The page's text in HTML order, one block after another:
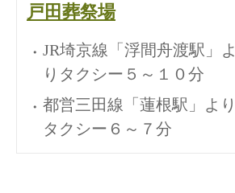
戸田葬祭場
JR埼京線「浮間舟渡駅」よ
りタクシー５～１０分
都営三田線「蓮根駅」より
タクシー６～７分